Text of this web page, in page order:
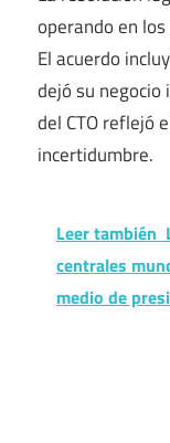
operando en
El acuerdo
dejó su negocio
del CTO reflejó
incertidumbre.
Leer también
centrales
medio de